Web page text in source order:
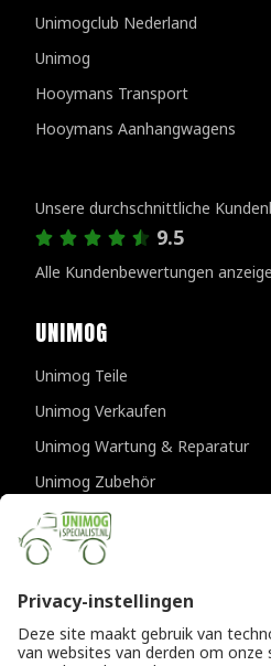
Unimogclub Nederland
Unimog
Hooymans Transport
Hooymans Aanhangwagens
Unsere durchschnittliche
9.5
Alle Kundenbewertungen
UNIMOG
Unimog Teile
Unimog Verkaufen
Unimog Wartung & Reparatur
Unimog Zubehör
Unimog APK-prufungen
KONTAKTDATEN
Provincialeweg 94-98
Die Niederlande